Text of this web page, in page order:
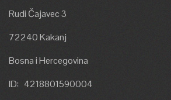
Rudi Čajavec 3
72240 Kakanj
Bosna i Hercegovina
ID: 4218801590004